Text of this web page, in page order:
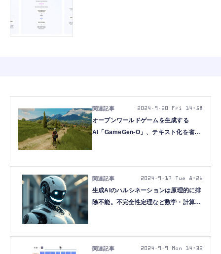
オープンワールドゲームを生成する
AI「GameGen-O」、テキスト化を省き
解説（生成AIウィークリー）
2024.9.20 Fri 14:58
生成AIのハルシネーションは原理的に排
除不能。不完全性定理など数学・計算機
アップ）
2024.9.17 Tue 8:26
2024.9.9 Mon 14:33